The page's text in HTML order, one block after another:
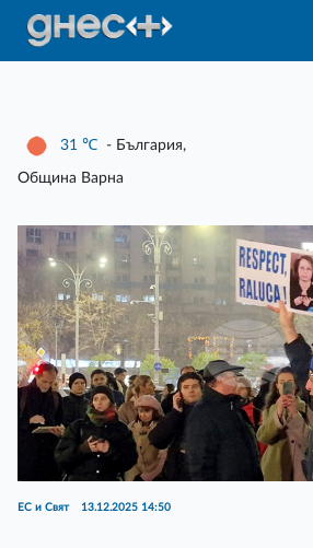
31 ℃ - България,
Община Варна
ЕС и Свят 13.12.2025 14:50